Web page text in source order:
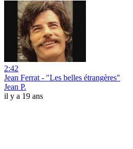
2:42
Jean Ferrat - "Les belles étrangères"
Jean P.
il y a 19 ans